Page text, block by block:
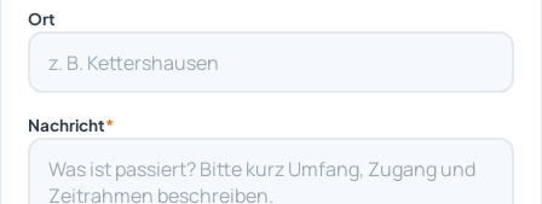
Ort
Nachricht*